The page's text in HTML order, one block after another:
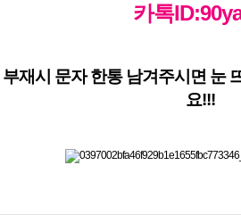
카톡
부재시 문자 한통 남겨주시면 눈
요!!!